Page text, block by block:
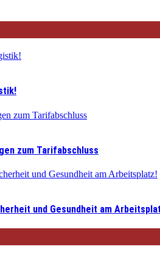
zum Tarifabschluss
und Gesundheit am